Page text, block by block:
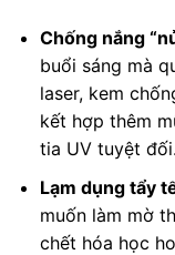
Chống nắng
buổi sáng mà
laser, kem
kết hợp thêm
tia UV tuyệt đối.
Lạm dụng tẩy
muốn làm mờ
chết hóa học